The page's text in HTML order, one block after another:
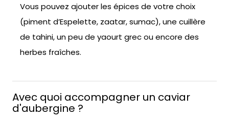
Vous pouvez ajouter les épices de votre choix
(piment d’Espelette, zaatar, sumac), une cuillère
de tahini, un peu de yaourt grec ou encore des
herbes fraîches.
Avec quoi accompagner un caviar
d'aubergine ?